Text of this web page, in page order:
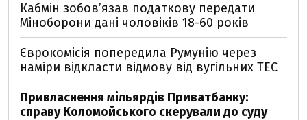
Кабмін зобовʼязав податкову передати
Міноборони дані чоловіків 18-60 років
Єврокомісія попередила Румунію через
наміри відкласти відмову від вугільних ТЕС
Привласнення мільярдів Приватбанку:
справу Коломойського скерували до суду